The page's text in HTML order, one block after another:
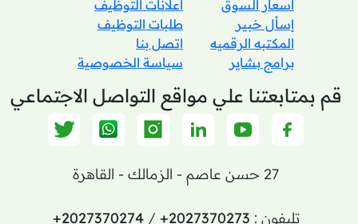
أسعار السوق
إسأل خبير
المكتبه الرقميه
برامج بشاير
اعلانات التوظيف
طلبات التوظيف
اتصل بنا
سياسة الخصوصية
قم بمتابعتنا علي مواقع التواصل الاجتماعي
27 حسن عاصم - الزمالك - القاهرة
تليفون : +2027370273
/
+2027370274